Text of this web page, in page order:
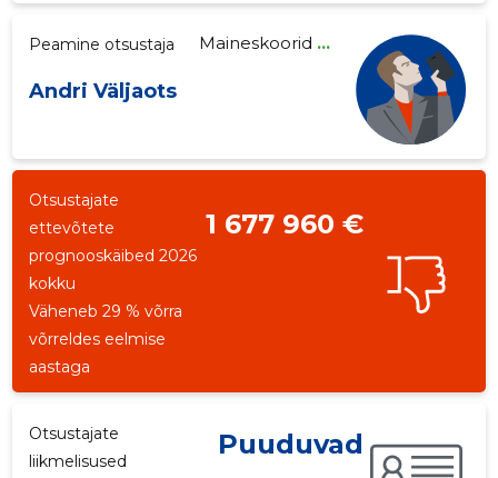
Peamine otsustaja
Andri Väljaots
Maineskoorid ...
Otsustajate
ettevõtete
prognooskäibed 2026
kokku
1 677 960 €
Väheneb 29 % võrra
võrreldes eelmise
aastaga
Otsustajate
liikmelisused
Puuduvad